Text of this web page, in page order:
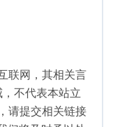
联网，其相关言
不代表本站立
请提交相关链接